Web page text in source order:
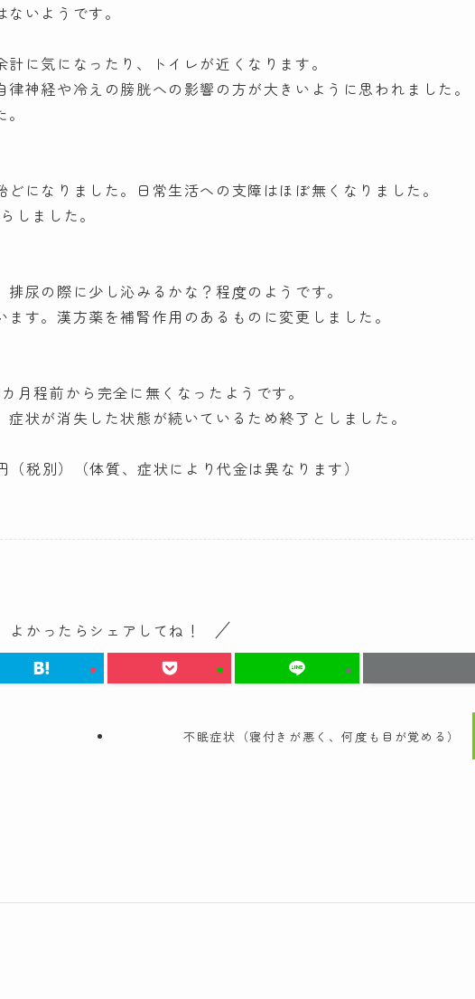
いようです。
に気になったり、トイレが近くなります。
神経や冷えの膀胱への影響の方が大きいように思われました。
になりました。日常生活への支障はほぼ無くなりました。
しました。
尿の際に少し沁みるかな？程度のようです。
す。漢方薬を補腎作用のあるものに変更しました。
月程前から完全に無くなったようです。
状が消失した状態が続いているため終了としました。
税別）（体質、症状により代金は異なります）
よかったらシェアしてね！
不眠症状（寝付きが悪く、何度も目が覚める）